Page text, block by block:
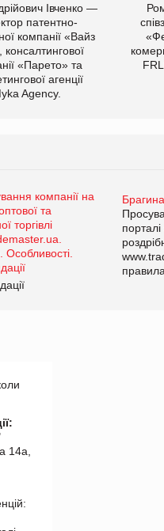
Івченко —
патентно-
компанії «Вайз
консалтингової
«Парето» та
агенції
Agency.
14а,